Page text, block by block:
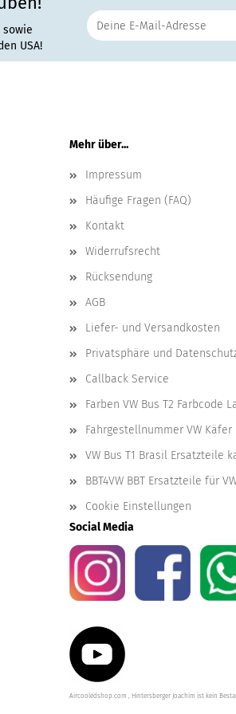
sowie
USA!
Mehr über...
Impressum
Häufige Fragen (FAQ)
Kontakt
Widerrufsrecht
Rücksendung
AGB
Liefer- und Versandkosten
Privatsphäre und
Callback Service
Farben VW Bus T2 Farbcode
Fahrgestellnummer VW Käfer
VW Bus T1 Brasil Ersatzteile
BBT4VW BBT Ersatzteile für
Cookie Einstellungen
Social Media
Aircooledshop.com , Hintersberger Joachim ist kein